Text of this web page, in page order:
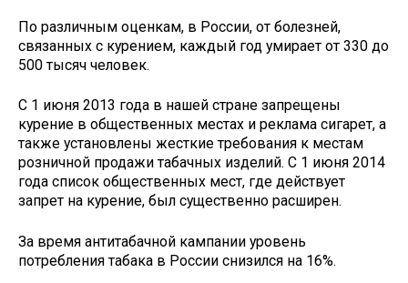
По различным оценкам, в России, от болезней,
связанных с курением, каждый год умирает от 330 до
500 тысяч человек.
С 1 июня 2013 года в нашей стране запрещены
курение в общественных местах и реклама сигарет, а
также установлены жесткие требования к местам
розничной продажи табачных изделий. С 1 июня 2014
года список общественных мест, где действует
запрет на курение, был существенно расширен.
За время антитабачной кампании уровень
потребления табака в России снизился на 16%.